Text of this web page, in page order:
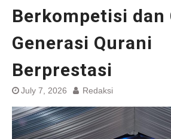
Berkompetisi dan
Generasi Qurani
Berprestasi
July 7, 2026 Redaksi